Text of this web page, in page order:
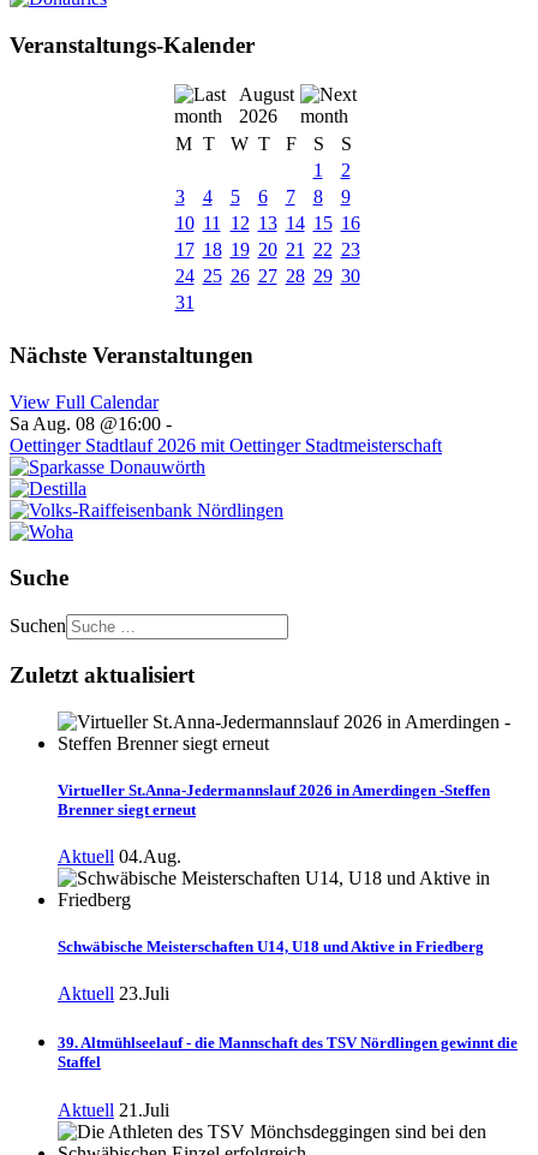
Veranstaltungs-Kalender
August
2026
M T W T F S
S
1
2
3
4 5 6 7 8
9
10 11 12 13 14 15 16
17 18 19 20 21 22 23
24 25 26 27 28 29 30
31
Nächste Veranstaltungen
View Full Calendar
Sa Aug. 08 @16:00 -
Oettinger Stadtlauf 2026 mit Oettinger Stadtmeisterschaft
Suche
Suchen
Zuletzt aktualisiert
Virtueller St.Anna-Jedermannslauf 2026 in Amerdingen -Steffen
Brenner siegt erneut
Aktuell 04.Aug.
Schwäbische Meisterschaften U14, U18 und Aktive in Friedberg
Aktuell 23.Juli
39. Altmühlseelauf - die Mannschaft des TSV Nördlingen gewinnt die
Staffel
Aktuell 21.Juli